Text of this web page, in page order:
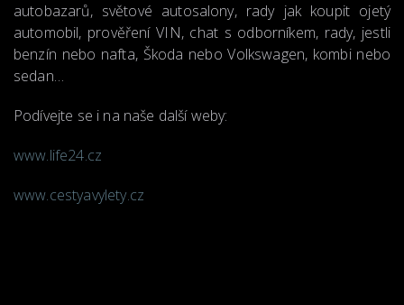
autobazarů, světové autosalony, rady jak koupit ojetý
automobil, prověření VIN, chat s odborníkem, rady, jestli
benzín nebo nafta, Škoda nebo Volkswagen, kombi nebo
sedan…
Podívejte se i na naše další weby:
www.life24.cz
www.cestyavylety.cz